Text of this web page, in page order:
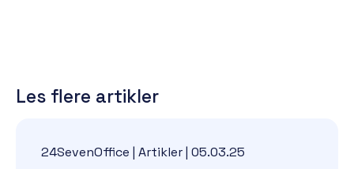
Les flere artikler
24SevenOffice | Artikler| 05.03.25